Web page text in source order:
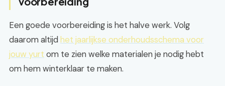
Een goede voorbereiding is het halve werk. Volg
daarom altijdhet jaarlijkse onderhoudsschema voor
jouw yurt om te zien welke materialen je nodig hebt
om hem winterklaar te maken.